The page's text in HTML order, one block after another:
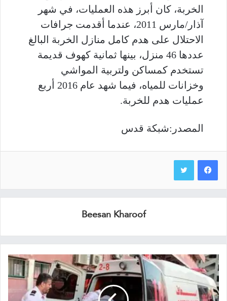
الخربة، كان أبرز هذه العمليات، في شهر
آذار/مارس 2011، عندما أقدمت جرافات
الاحتلال على هدم كامل منازل الخربة البالغ
عددها 46 منزل، بينها ثمانية كهوف قديمة
تستخدم كمساكن ولتربية المواشي
وخزانات للمياه، فيما شهد عام 2016 أربع
عمليات هدم للخربة.
المصدر:شبكة قدس
Beesan Kharoof